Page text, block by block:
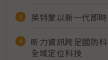
英特蒙以新一代即
昕力資訊跨足國防
全域定位科技